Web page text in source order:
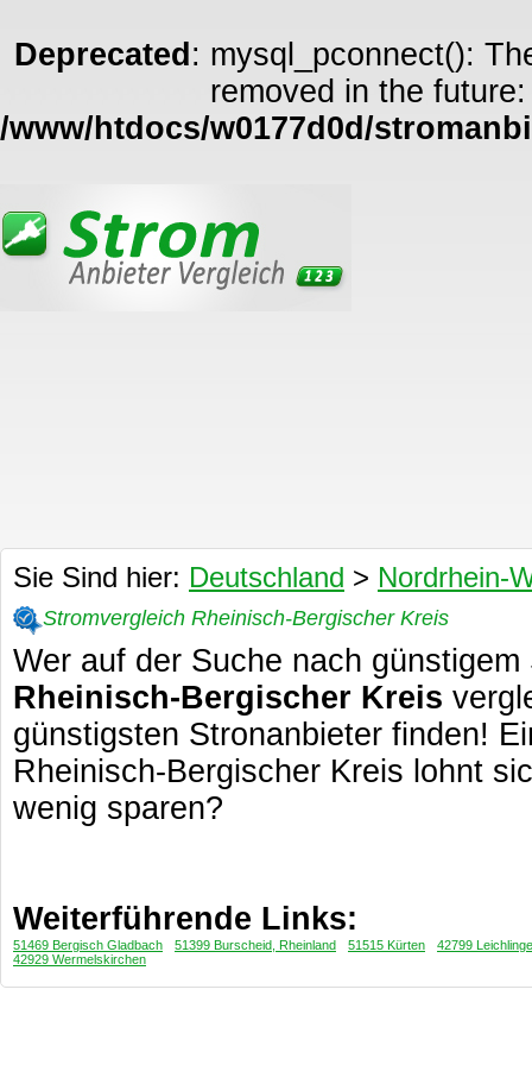
Deprecated : mysql_pconnect():
removed in the
/www/htdocs/w0177d0d/
Sie Sind hier: Deutschland > Nordrhein-
Stromvergleich Rheinisch-Bergischer Kreis
Wer auf der Suche nach
Rheinisch-Bergischer Kreis
günstigsten Stronanbieter finden!
Rheinisch-Bergischer Kreis lohnt
wenig sparen?
Weiterführende Links:
51469 Bergisch Gladbach 51399 Burscheid, Rheinland 51515 Kürten
42799
42929 Wermelskirchen